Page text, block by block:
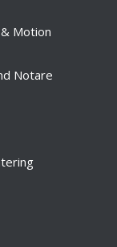
Motion
Notare